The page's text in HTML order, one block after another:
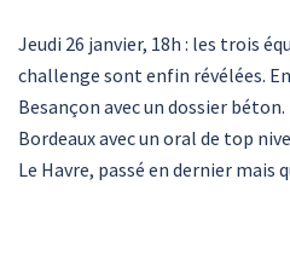
Jeudi 26 janvier, 18h : les trois
challenge sont enfin révélées.
Besançon avec un dossier
Bordeaux avec un oral de top
Le Havre, passé en dernier mais